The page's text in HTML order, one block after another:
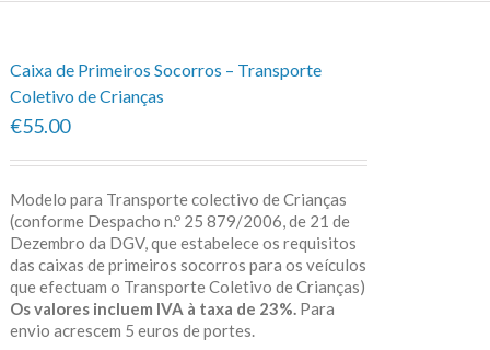
Caixa de Primeiros Socorros – Transporte
Coletivo de Crianças
€55.00
Modelo para Transporte colectivo de Crianças
(conforme Despacho n.º 25 879/2006, de 21 de
Dezembro da DGV, que estabelece os requisitos
das caixas de primeiros socorros para os veículos
que efectuam o Transporte Coletivo de Crianças)
Os valores incluem IVA à taxa de 23%. Para
envio acrescem 5 euros de portes.